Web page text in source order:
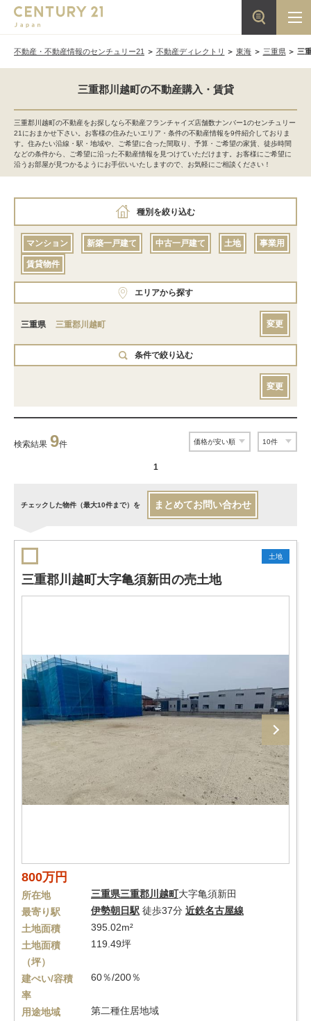
不動産・不動産情報のセンチュリー21 不動産ディレクトリ 東海 三重県 三
三重郡川越町の不動産購入・賃貸
三重郡川越町の不動産をお探しなら不動産フランチャイズ店舗数ナンバー1のセンチュリー
21におまかせ下さい。お客様の住みたいエリア・条件の不動産情報を9件紹介しておりま
す。住みたい沿線・駅・地域や、ご希望に合った間取り、予算・ご希望の家賃、徒歩時間
などの条件から、ご希望に沿った不動産情報を見つけていただけます。お客様にご希望に
沿うお部屋が見つかるようにお手伝いいたしますので、お気軽にご相談ください！
種別を絞り込む
マンション 新築一戸建て 中古一戸建て 土地 事業用
賃貸物件
エリアから探す
三重県 三重郡川越町 変更
条件で絞り込む
変更
検索結果 9件
1
チェックした物件（最大10件まで）を まとめてお問い合わせ
土地
三重郡川越町大字亀須新田の売土地
800万円
所在地 三重県三重郡川越町大字亀須新田
最寄り駅
伊勢朝日駅 徒歩37分 近鉄名古屋線
土地面積
395.02m²
土地面積
（坪）
119.49坪
建ぺい/容積
率
60％/200％
用途地域
第二種住居地域